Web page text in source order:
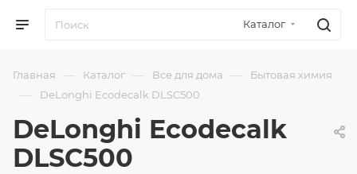
Каталог
Главная — Каталог — Все для дома — Бытовая химия
— DeLonghi Ecodecalk DLSC500
DeLonghi Ecodecalk
DLSC500